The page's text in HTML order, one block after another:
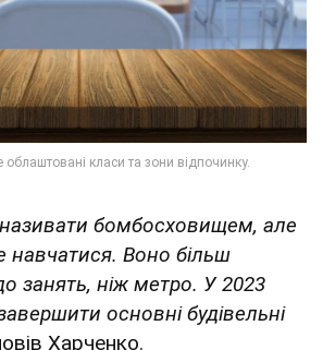
бомбосховищем, але
навчатися. Воно більш
занять, ніж метро. У 2023
основні будівельні
Харченко.